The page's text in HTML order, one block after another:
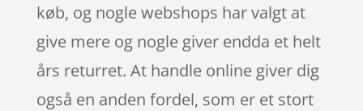
køb, og nogle webshops har valgt at
give mere og nogle giver endda et helt
års returret. At handle online giver dig
også en anden fordel, som er et stort